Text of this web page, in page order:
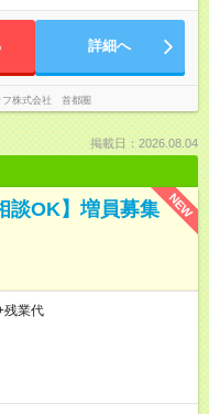
詳細へ
フ株式会社 首都圏
掲載日：2026.08.04
NEW
談OK】増員募集
業代